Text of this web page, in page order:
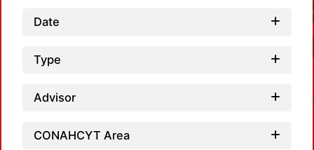
Date
Type
Advisor
CONAHCYT Area